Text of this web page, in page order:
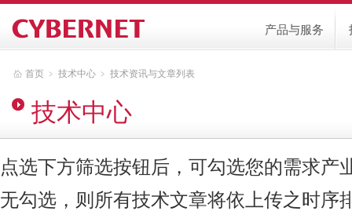
产品与服务
首页 ﹥ 技术中心 ﹥ 技术资讯与文章列表
技术中心
点选下方筛选按钮后，可勾选您的需求产
无勾选，则所有技术文章将依上传之时序